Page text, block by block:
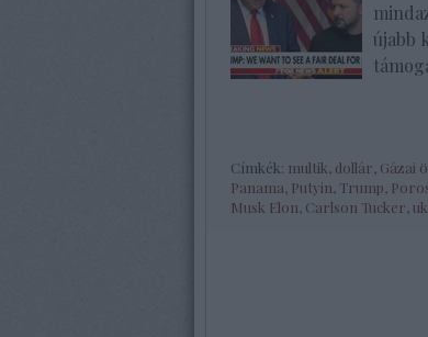
újabb
Címkék: multik dollár Gázai
Panama Putyin Trump
Musk Elon Carlson Tucker